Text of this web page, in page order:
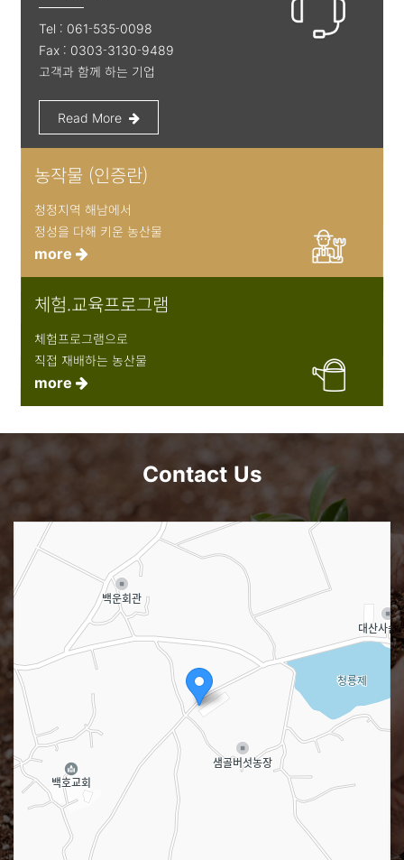
Tel : 061-535-0098
Fax : 0303-3130-9489
고객과 함께 하는 기업
Read More
농작물 (인증란)
청정지역 해남에서
정성을 다해 키운 농산물
more
체험.교육프로그램
체험프로그램으로
직접 재배하는 농산물
more
Contact Us